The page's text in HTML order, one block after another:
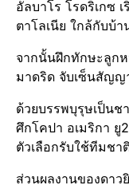
อัลบาโร​ โรดริเกซ​
ตาโลเนีย ใกล้กับบ้า
จากนั้นฝึกทักษะลูก
มาดริด​ จับเซ็นสัญญ
ด้วยบรรพบุรุษ​เป็นช
ศึกโคปา​ อเมริกา​ ยู
ตัวเลือกรับใช้ทีมชา
ส่วนผลงานของดาว